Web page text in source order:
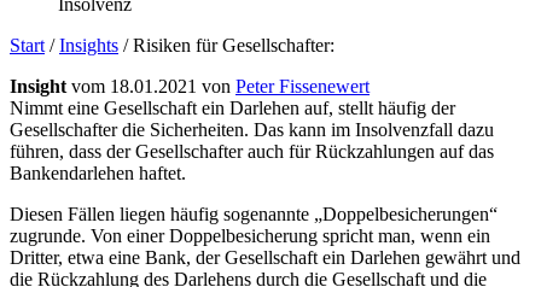
Start /Insights /Risiken für Gesellschafter:
Insight vom 18.01.2021 von Peter Fissenewert
Nimmt eine Gesellschaft ein Darlehen auf, stellt häufig der
Gesellschafter die Sicherheiten. Das kann im Insolvenzfall dazu
führen, dass der Gesellschafter auch für Rückzahlungen auf das
Bankendarlehen haftet.
Diesen Fällen liegen häufig sogenannte „Doppelbesicherungen“
zugrunde. Von einer Doppelbesicherung spricht man, wenn ein
Dritter, etwa eine Bank, der Gesellschaft ein Darlehen gewährt und
die Rückzahlung des Darlehens durch die Gesellschaft und die